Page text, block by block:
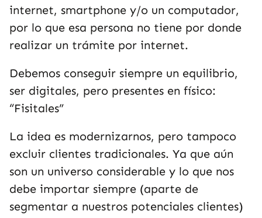
internet, smartphone y/o un computador,
por lo que esa persona no tiene por donde
realizar un trámite por internet.
Debemos conseguir siempre un equilibrio,
ser digitales, pero presentes en físico:
“Fisitales”
La idea es modernizarnos, pero tampoco
excluir clientes tradicionales. Ya que aún
son un universo considerable y lo que nos
debe importar siempre (aparte de
segmentar a nuestros potenciales clientes)